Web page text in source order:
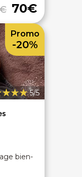
70€
5/5
bien-
Promo
-20%